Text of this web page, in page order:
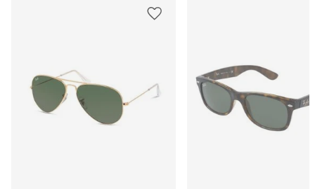
Lunghezza dell'asta: